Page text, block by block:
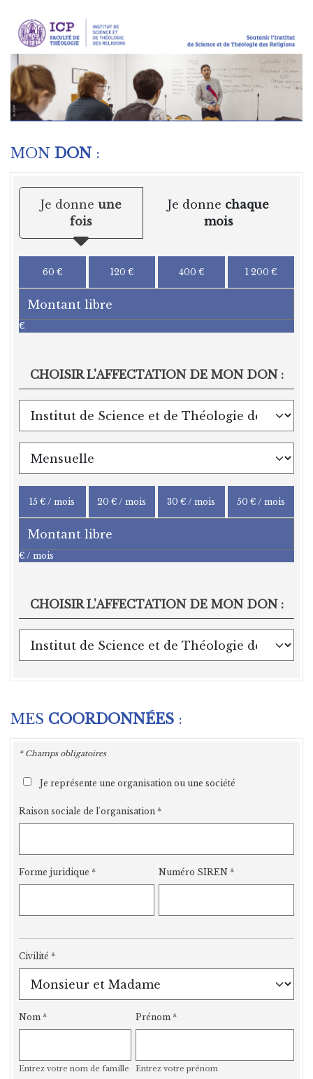
MON DON :
Je donne une
fois
Je donne chaque
mois
60 € 120 € 400 € 1 200 €
€
CHOISIR L'AFFECTATION DE MON DON :
15 € / mois 20 € / mois 30 € / mois 50 € / mois
€ / mois
CHOISIR L'AFFECTATION DE MON DON :
MES COORDONNÉES :
* Champs obligatoires
Je représente une organisation ou une société
Raison sociale de l'organisation
Forme juridique Numéro SIREN
Civilité
Nom
Entrez votre nom de famille
Prénom
Entrez votre prénom